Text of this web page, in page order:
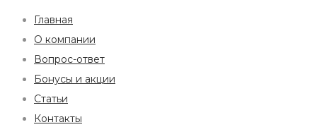
Главная
О компании
Вопрос-ответ
Бонусы и акции
Статьи
Контакты